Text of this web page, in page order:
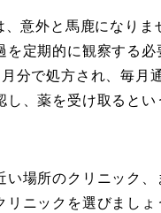
、意外と馬鹿になりま
を定期的に観察する
分で処方され、毎月
し、薬を受け取るとい
い場所のクリニック、
リニックを選びましょ